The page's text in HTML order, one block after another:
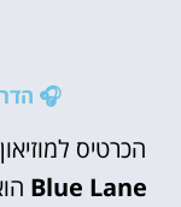
🎧
הכרטיס
Blue Lane